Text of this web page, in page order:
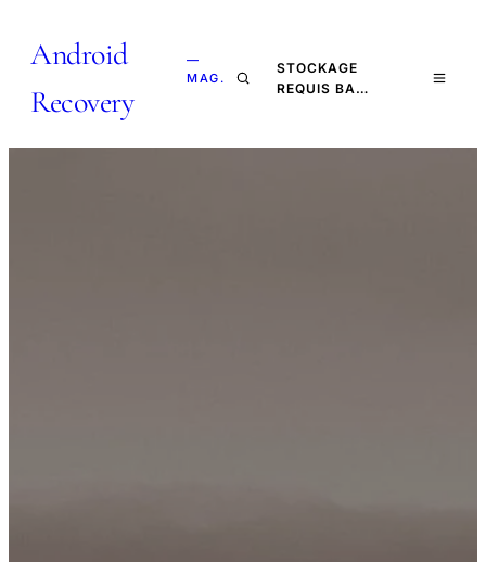
Android
Recovery
—
MAG.
STOCKAGE
REQUIS BA…